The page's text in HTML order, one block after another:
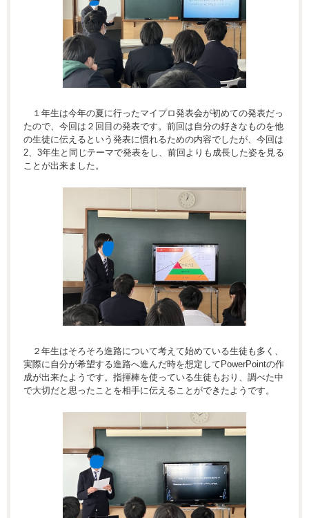
１年生は今年の夏に行ったマイプロ発表会が初めての発表だっ
たので、今回は２回目の発表です。前回は自分の好きなものを他
の生徒に伝えるという発表に慣れるための内容でしたが、今回は
2、3年生と同じテーマで発表をし、前回よりも成長した姿を見る
ことが出来ました。
２年生はそろそろ進路について考えて始めている生徒も多く、
実際に自分が希望する進路へ進んだ時を想定してPowerPointの作
成が出来たようです。指揮棒を使っている生徒もおり、調べた中
で大切だと思ったことを相手に伝えることができたようです。